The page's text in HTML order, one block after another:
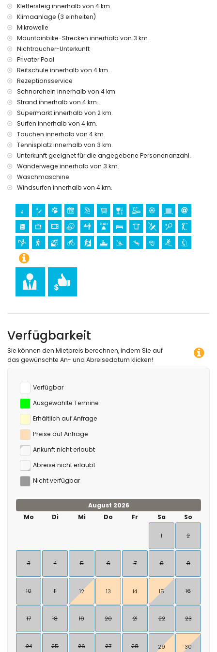
Luftheizung und mit Klimaanlage
Zusatzbett und Kinderbett (auf Anfrage)
Unterhaltungs- und Freizeitaktivitäten für Ihren Urlaub in
Benitachell, Costa Blanca
Nachtclub, Bar und Promenade (Paseo Senillar) (innerhalb
von 5 Kilometern vom Haus)
Wasserpark (Aqualandia und Benidorm) (innerhalb von 10
Kilometern vom Haus)
Sehenswürdigkeiten und Kultur in Benitachell, Costa Blanca
Kirche (Iglesia Parroquial de Santa Catalina), Burg (Castell
Teulada-Moraira) und historischer Ort (Historisches Zentrum
von Moraira) (innerhalb von 5 Kilometern von der Unterkunft)
Museum (Ecomuseo Cemroqt L'almassera) (innerhalb von
25 Kilometern von der Unterkunft)
Sport
Tennis, Golf (Javea Golf Club), Reiten, Wandern,
Kajakfahren, Tauchen, Schnorcheln, Surfen und Windsurfen
(innerhalb von 5 Kilometern von der Villa)
Wasserski (innerhalb von 10 Kilometern von der Villa)
Klettersteig innerhalb von 4 km.
Klimaanlage (3 einheiten)
Mikrowelle
Mountainbike-Strecken innerhalb von 3 km.
Nichtraucher-Unterkunft
Privater Pool
Reitschule innerhalb von 4 km.
Rezeptionsservice
Schnorcheln innerhalb von 4 km.
Strand innerhalb von 4 km.
Supermarkt innerhalb von 2 km.
Surfen innerhalb von 4 km.
Tauchen innerhalb von 4 km.
Tennisplatz innerhalb von 3 km.
Unterkunft geeignet für die angegebene Personenanzahl.
Wanderwege innerhalb von 3 km.
Waschmaschine
Windsurfen innerhalb von 4 km.
Verfügbarkeit
Sie können den Mietpreis berechnen, indem Sie auf
das gewünschte An- und Abreisedatum klicken!
Verfügbar
Ausgewählte Termine
Erhältlich auf Anfrage
Preise auf Anfrage
Ankunft nicht erlaubt
Abreise nicht erlaubt
Nicht verfügbar
August 2026
Mo
Di Mi Do Fr Sa So
1 2
3 4 5 6 7 8 9
10 11 12 13 14 15 16
17 18 19 20 21 22 23
24 25 26 27 28 29 30